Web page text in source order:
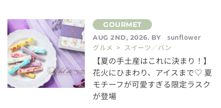
AUG 2ND, 2026. BY
sunflower
グルメ > スイーツ／パン
【夏の手土産はこれに決まり！】
花火にひまわり、アイスまで♡ 夏
モチーフが可愛すぎる限定ラスク
が登場